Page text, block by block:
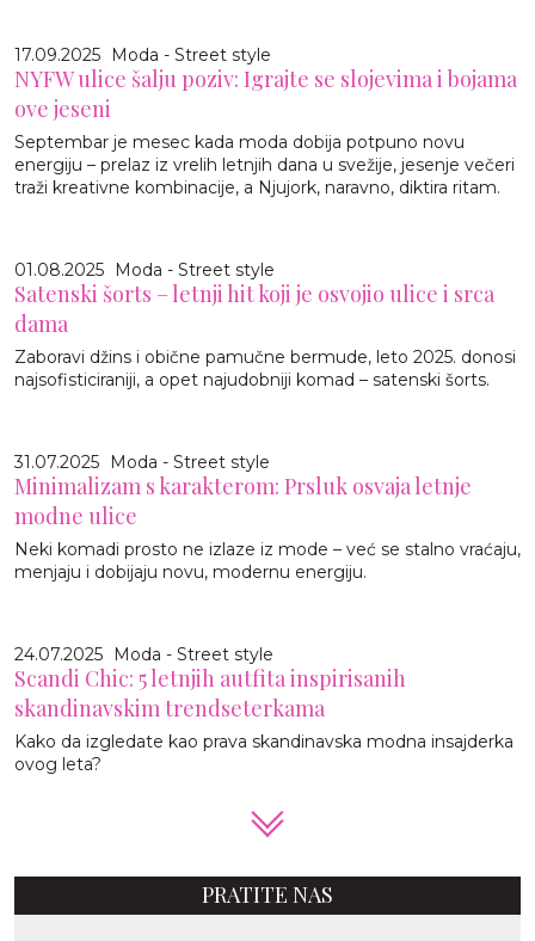
17.09.2025 Moda - Street style
NYFW ulice šalju poziv: Igrajte se slojevima i bojama
ove jeseni
Septembar je mesec kada moda dobija potpuno novu
energiju – prelaz iz vrelih letnjih dana u svežije, jesenje večeri
traži kreativne kombinacije, a Njujork, naravno, diktira ritam.
01.08.2025 Moda - Street style
Satenski šorts – letnji hit koji je osvojio ulice i srca
dama
Zaboravi džins i obične pamučne bermude, leto 2025. donosi
najsofisticiraniji, a opet najudobniji komad – satenski šorts.
31.07.2025 Moda - Street style
Minimalizam s karakterom: Prsluk osvaja letnje
modne ulice
Neki komadi prosto ne izlaze iz mode – već se stalno vraćaju,
menjaju i dobijaju novu, modernu energiju.
24.07.2025 Moda - Street style
Scandi Chic: 5 letnjih autfita inspirisanih
skandinavskim trendseterkama
Kako da izgledate kao prava skandinavska modna insajderka
ovog leta?
PRATITE NAS